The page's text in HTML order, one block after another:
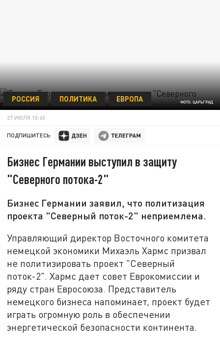
ФОТО: ЦАРЬГРАД
РОССИЯ ПОЛИТИКА ЕВРОПА
27 ИЮЛЯ 10:45
ПОДПИШИТЕСЬ:
Бизнес Германии выступил в защиту
"Северного потока-2"
Бизнес Германии заявил, что политизация
проекта "Северный поток-2" неприемлема.
Управляющий директор Восточного комитета
немецкой экономики Михаэль Хармс призвал
не политизировать проект "Северный
поток-2". Хармс дает совет Еврокомиссии и
ряду стран Евросоюза. Представитель
немецкого бизнеса напоминает, проект будет
играть огромную роль в обеспечении
энергетической безопасности континента.